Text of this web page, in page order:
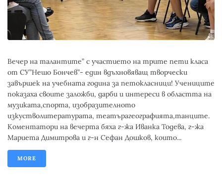
Вечер на талантите” с участието на трите пети класа
от СУ”Нешо Бончев”- един вдъхновяващ творчески
завършек на учебната година за петокласници! Учениците
показаха своите заложби, дарби и интереси в областта на
музиката,спорта, изобразителното
изкустволитературата, театърагеографията,танците.
Коментатори на вечерта бяха г-жа Иванка Тодева, г-жа
Мариета Димитрова и г-н Сефан Дошков, които...
MORE